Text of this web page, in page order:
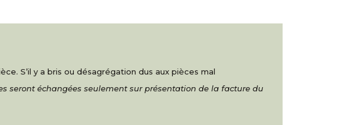
S’il y a bris ou désagrégation dus aux pièces mal
seront échangées seulement sur présentation de la facture du